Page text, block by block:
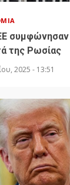
της Ρωσίας
2025 - 13:51